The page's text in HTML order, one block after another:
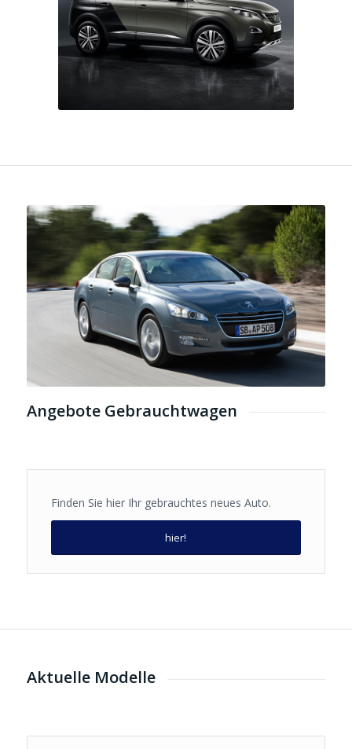
Angebote Gebrauchtwagen
Finden Sie hier Ihr gebrauchtes neues Auto.
hier!
Aktuelle Modelle